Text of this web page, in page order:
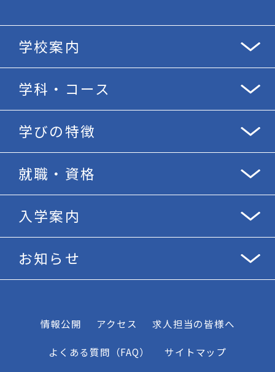
学校案内
学科・コース
学びの特徴
就職・資格
入学案内
お知らせ
情報公開 アクセス 求人担当の皆様へ
よくある質問（FAQ） サイトマップ